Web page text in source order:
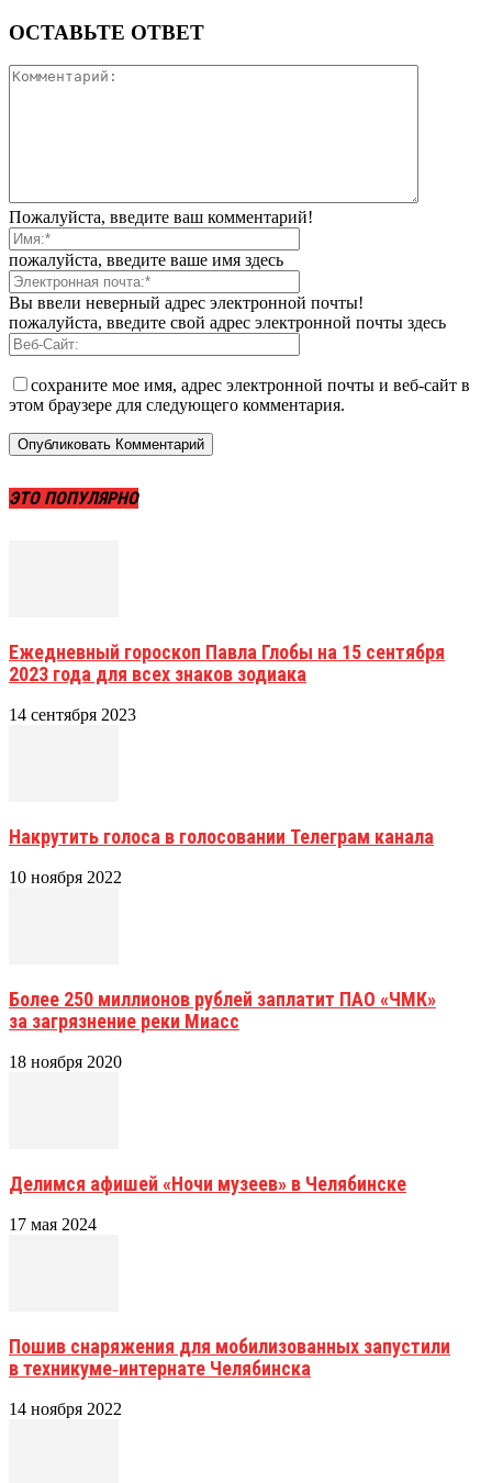
ОСТАВЬТЕ ОТВЕТ
Пожалуйста, введите ваш комментарий!
пожалуйста, введите ваше имя здесь
Вы ввели неверный адрес электронной почты!
пожалуйста, введите свой адрес электронной почты здесь
сохраните мое имя, адрес электронной почты и веб-сайт в
этом браузере для следующего комментария.
ЭТО ПОПУЛЯРНО
Ежедневный гороскоп Павла Глобы на 15 сентября
2023 года для всех знаков зодиака
14 сентября 2023
Накрутить голоса в голосовании Телеграм канала
10 ноября 2022
Более 250 миллионов рублей заплатит ПАО «ЧМК»
за загрязнение реки Миасс
18 ноября 2020
Делимся афишей «Ночи музеев» в Челябинске
17 мая 2024
Пошив снаряжения для мобилизованных запустили
в техникуме‑интернате Челябинска
14 ноября 2022